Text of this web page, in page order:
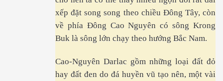
xếp đặt song song theo chiều Đông Tây, còn
về phía Đông Cao Nguyên có sông Krong
Buk là sông lớn chạy theo hướng Bắc Nam.
Cao-Nguyên Darlac gồm những loại đất đỏ
hay đất đen do đá huyền vũ tạo nên, một vài
Miền Nam VN. P 1